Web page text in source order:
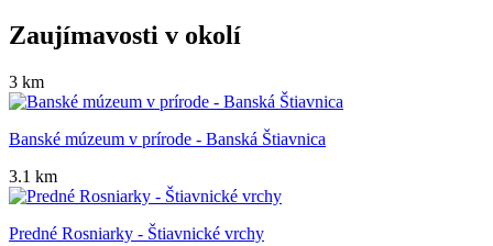
Zaujímavosti v okolí
3 km
Banské múzeum v prírode - Banská Štiavnica
3.1 km
Predné Rosniarky - Štiavnické vrchy